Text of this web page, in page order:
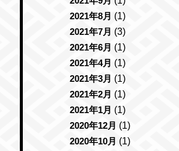
2021年8月 (1)
2021年7月 (3)
2021年6月 (1)
2021年4月 (1)
2021年3月 (1)
2021年2月 (1)
2021年1月 (1)
2020年12月 (1)
2020年10月 (1)